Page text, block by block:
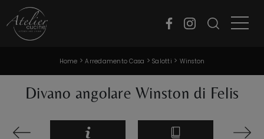
Home >Arredamento Casa >Salotti > Winston
Divano angolare Winston di Felis